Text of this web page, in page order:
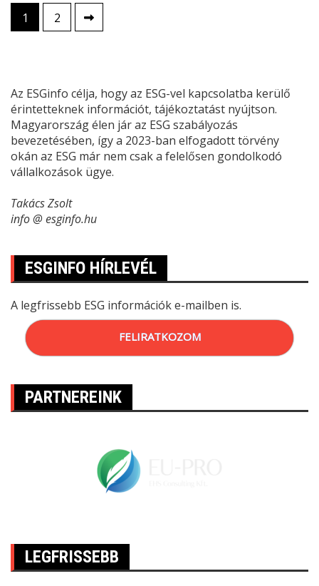
Bejegyzések
lapozása
1 2
Az ESGinfo célja, hogy az ESG-vel kapcsolatba kerülő
érintetteknek információt, tájékoztatást nyújtson.
Magyarország élen jár az ESG szabályozás
bevezetésében, így a 2023-ban elfogadott törvény
okán az ESG már nem csak a felelősen gondolkodó
vállalkozások ügye.
Takács Zsolt
info @ esginfo.hu
ESGINFO HÍRLEVÉL
A legfrissebb ESG információk e-mailben is.
FELIRATKOZOM
PARTNEREINK
LEGFRISSEBB